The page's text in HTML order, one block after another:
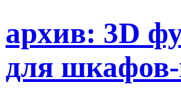
архив: 3D
для